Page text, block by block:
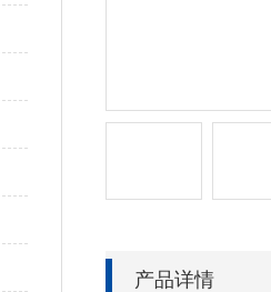
产品详情